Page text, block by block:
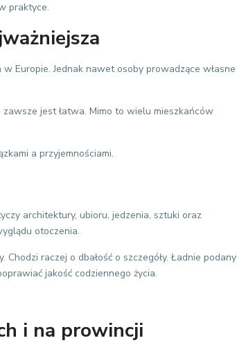
praktyce.
Europie. Jednak nawet osoby prowadzące własne
jest łatwa. Mimo to wielu mieszkańców
a przyjemnościami.
architektury, ubioru, jedzenia, sztuki oraz
otoczenia.
raczej o dbałość o szczegóły. Ładnie podany
jakość codziennego życia.
i na prowincji